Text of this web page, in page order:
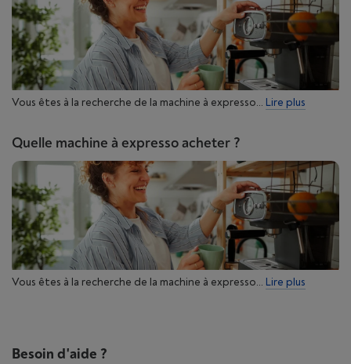
Vous êtes à la recherche de la machine à expresso... Lire plus
Quelle machine à expresso acheter ?
Vous êtes à la recherche de la machine à expresso... Lire plus
Besoin d'aide ?